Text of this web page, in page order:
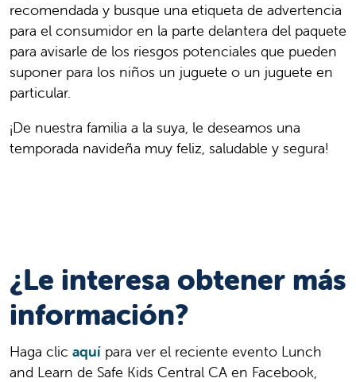
recomendada y busque una etiqueta de advertencia
para el consumidor en la parte delantera del paquete
para avisarle de los riesgos potenciales que pueden
suponer para los niños un juguete o un juguete en
particular.
¡De nuestra familia a la suya, le deseamos una
temporada navideña muy feliz, saludable y segura!
¿Le interesa obtener más
información?
Haga clic aquí para ver el reciente evento Lunch
and Learn de Safe Kids Central CA en Facebook,